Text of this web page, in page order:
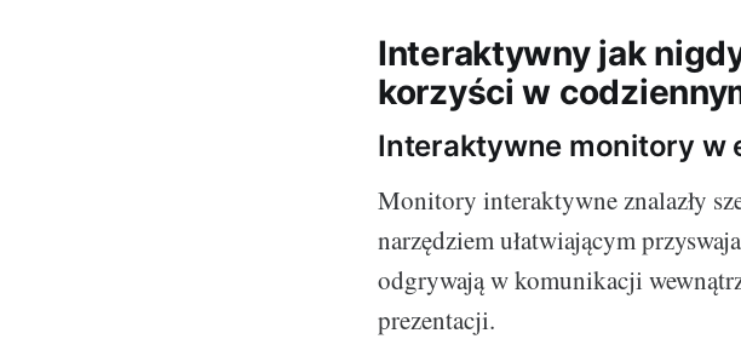
Interaktywny jak
korzyści w
Interaktywne monitory w
Monitory interaktywne znalazły
narzędziem ułatwiającym
odgrywają w komunikacji
prezentacji.